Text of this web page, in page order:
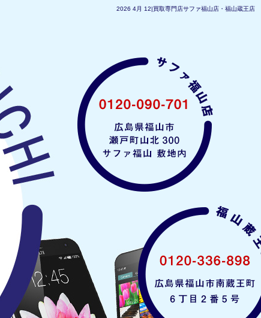
2026 4月 12|買取専門店サファ福山店・福山蔵王店